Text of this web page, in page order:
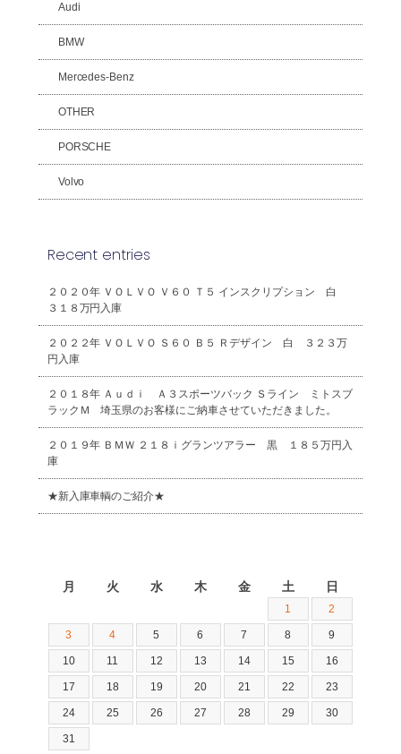
Audi
BMW
Mercedes-Benz
OTHER
PORSCHE
Volvo
Recent entries
２０２０年 ＶＯＬＶＯ Ｖ６０ Ｔ５ インスクリプション 白
３１８万円入庫
２０２２年 ＶＯＬＶＯ Ｓ６０ Ｂ５ Ｒデザイン 白 ３２３万
円入庫
２０１８年 Ａｕｄｉ Ａ３スポーツバック Ｓライン ミトスブ
ラックＭ 埼玉県のお客様にご納車させていただきました。
２０１９年 ＢＭＷ ２１８ｉグランツアラー 黒 １８５万円入
庫
★新入庫車輌のご紹介★
月 火 水 木 金 土 日
1 2
3 4 5 6 7 8 9
10 11 12 13 14 15 16
17 18 19 20 21 22 23
24 25 26 27 28 29 30
31